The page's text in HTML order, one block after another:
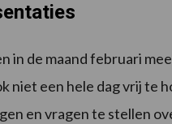
in de maand februari
niet een hele dag vrij te
en vragen te stellen